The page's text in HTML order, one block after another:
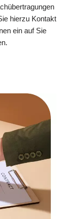
hierzu Kontakt
ein auf Sie